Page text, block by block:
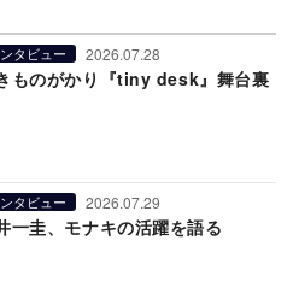
タビュー 2026.07.28
ものがかり『tiny desk』舞台裏
タビュー 2026.07.29
一圭、モナキの活躍を語る